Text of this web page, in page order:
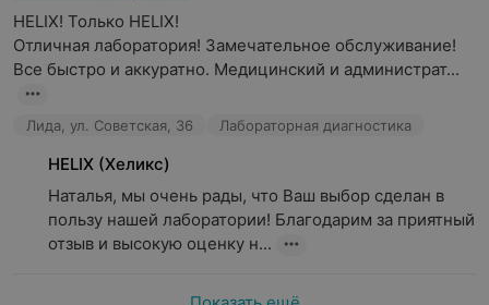
HELIX! Только HELIX!
Отличная лаборатория! Замечательное обслуживание!
Все быстро и аккуратно. Медицинский и администрат...
Лида, ул. Советская, 36 Лабораторная диагностика
HELIX (Хеликс)
Наталья, мы очень рады, что Ваш выбор сделан в
пользу нашей лаборатории! Благодарим за приятный
отзыв и высокую оценку н...